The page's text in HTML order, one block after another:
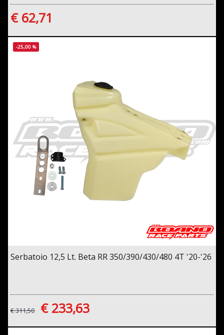
€ 62,71
-25,00 %
Serbatoio 12,5 Lt. Beta RR 350/390/430/480 4T '20-'26
€ 311,50 € 233,63